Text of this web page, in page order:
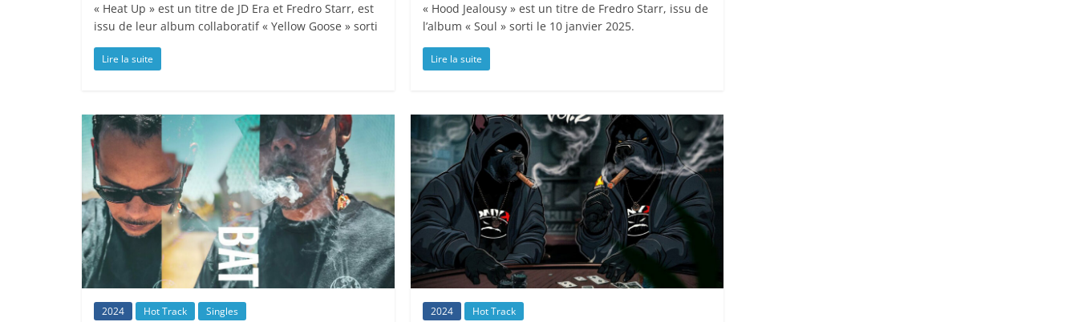
« Heat Up » est un titre de JD Era et Fredro Starr, est
issu de leur album collaboratif « Yellow Goose » sorti
Lire la suite
« Hood Jealousy » est un titre de Fredro Starr, issu de
l’album « Soul » sorti le 10 janvier 2025.
Lire la suite
2024 Hot Track Singles 2024 Hot Track